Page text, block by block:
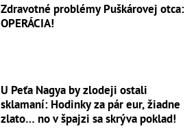
Zdravotné problémy Puškárovej otca:
OPERÁCIA!
U Peťa Nagya by zlodeji ostali
sklamaní: Hodinky za pár eur, žiadne
zlato… no v špajzi sa skrýva poklad!